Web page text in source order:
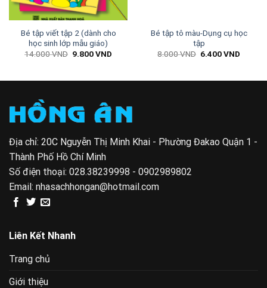
Bé tập viết tập 2 (dành cho
học sinh lớp mẫu giáo)
14.000VND Giá
9.800VND
Bé tập tô màu-Dụng cụ học
tập
8.000VND Giá
6.400VND
Địa chỉ: 20C Nguyễn Thị Minh Khai - Phường Đakao Quận 1 -
Thành Phố Hồ Chí Minh
Số điện thoại: 028.38239998 - 0902989802
Email: nhasachhongan@hotmail.com
Liên Kết Nhanh
Trang chủ
Giới thiệu